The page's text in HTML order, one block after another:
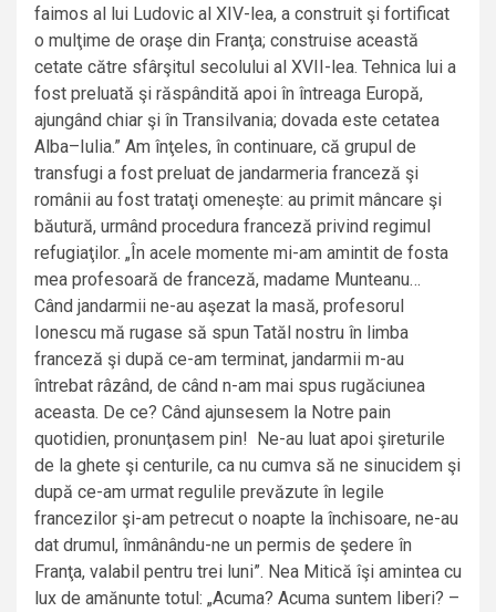
faimos al lui Ludovic al XIV-lea, a construit şi fortificat
o mulţime de oraşe din Franţa; construise această
cetate către sfârşitul secolului al XVII-lea. Tehnica lui a
fost preluată şi răspândită apoi în întreaga Europă,
ajungând chiar şi în Transilvania; dovada este cetatea
Alba–Iulia.” Am înţeles, în continuare, că grupul de
transfugi a fost preluat de jandarmeria franceză şi
românii au fost trataţi omeneşte: au primit mâncare şi
băutură, urmând procedura franceză privind regimul
refugiaţilor. „În acele momente mi-am amintit de fosta
mea profesoară de franceză, madame Munteanu…
Când jandarmii ne-au aşezat la masă, profesorul
Ionescu mă rugase să spun Tatăl nostru în limba
franceză şi după ce-am terminat, jandarmii m-au
întrebat râzând, de când n-am mai spus rugăciunea
aceasta. De ce? Când ajunsesem la Notre pain
quotidien, pronunţasem pin! Ne-au luat apoi şireturile
de la ghete şi centurile, ca nu cumva să ne sinucidem şi
după ce-am urmat regulile prevăzute în legile
francezilor şi-am petrecut o noapte la închisoare, ne-au
dat drumul, înmânându-ne un permis de şedere în
Franţa, valabil pentru trei luni”. Nea Mitică îşi amintea cu
lux de amănunte totul: „Acuma? Acuma suntem liberi? –